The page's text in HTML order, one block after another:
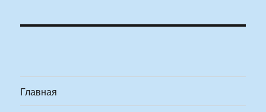
Главная